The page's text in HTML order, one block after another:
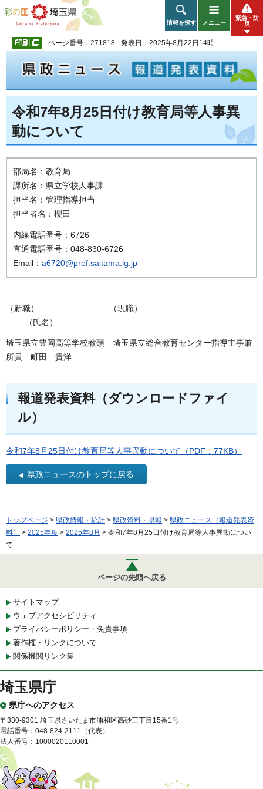
彩の国 埼玉県
情報を探す メニュー
緊急・防
災
ページ番号：271818 発表日：2025年8月22日14時
令和7年8月25日付け教育局等人事異
動について
部局名：教育局
課所名：県立学校人事課
担当名：管理指導担当
担当者名：櫻田
内線電話番号：6726
直通電話番号：048-830-6726
Email： a6720@pref.saitama.lg.jp
（新職） （現職）
（氏名）
埼玉県立豊岡高等学校教頭 埼玉県立総合教育センター指導主事兼
所員 町田 貴洋
報道発表資料（ダウンロードファイ
ル）
令和7年8月25日付け教育局等人事異動について（PDF：77KB）
県政ニュースのトップに戻る
トップページ > 県政情報・統計 > 県政資料・県報 > 県政ニュース（報道発表資
料）
> 2025年度 > 2025年8月 > 令和7年8月25日付け教育局等人事異動につい
て
ページの先頭へ戻る
サイトマップ
ウェブアクセシビリティ
プライバシーポリシー・免責事項
著作権・リンクについて
関係機関リンク集
埼玉県庁
県庁へのアクセス
〒330-9301 埼玉県さいたま市浦和区高砂三丁目15番1号
電話番号：048-824-2111（代表）
法人番号：1000020110001